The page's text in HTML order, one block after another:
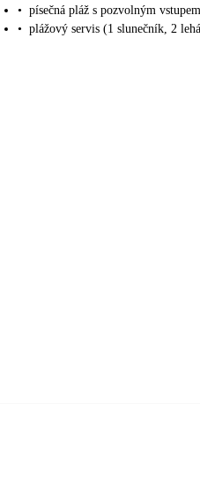
• písečná pláž s pozvolným
• plážový servis (1 slunečník, 2